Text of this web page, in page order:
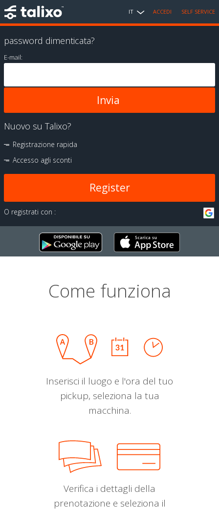
IT ACCEDI SELF SERVICE
password dimenticata?
E-mail:
Nuovo su Talixo?
Registrazione rapida
Accesso agli sconti
Register
O registrati con :
Come funziona
Inserisci il luogo e l'ora del tuo
pickup, seleziona la tua
macchina.
Verifica i dettagli della
prenotazione e seleziona il